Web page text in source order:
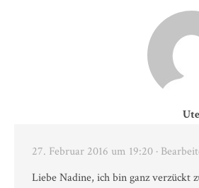
Ute
27. Februar 2016 um 19:20 ·
Liebe Nadine, ich bin ganz verzückt